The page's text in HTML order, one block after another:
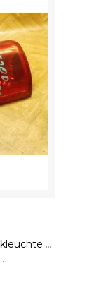
Bremsleuchte Bremslicht Rückleuchte Rücklicht links Ford Transit Connect T200